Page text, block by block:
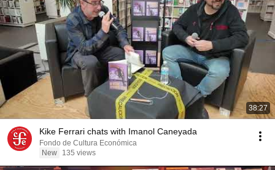
38:27
Kike Ferrari chats with Imanol Caneyada
Fondo de Cultura Económica
New
135 views